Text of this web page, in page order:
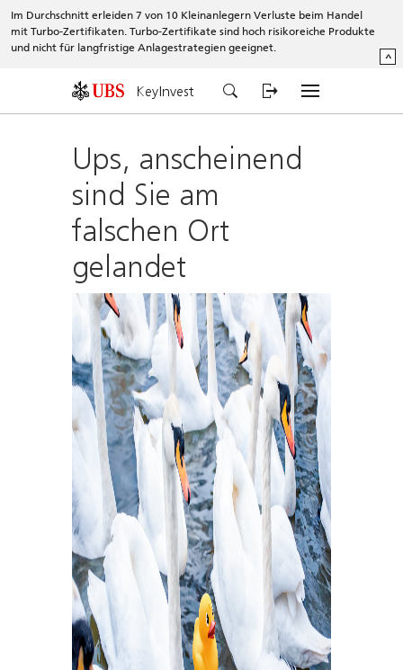
Im Durchschnitt erleiden 7 von 10 Kleinanlegern Verluste beim Handel
mit Turbo-Zertifikaten. Turbo-Zertifikate sind hoch risikoreiche Produkte
und nicht für langfristige Anlagestrategien geeignet.
^
KeyInvest
Ups, anscheinend
sind Sie am
falschen Ort
gelandet